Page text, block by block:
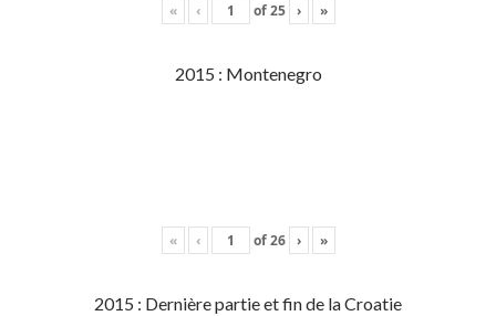
« ‹ of25 › »
2015 : Montenegro
« ‹ of26 › »
2015 : Dernière partie et fin de la Croatie